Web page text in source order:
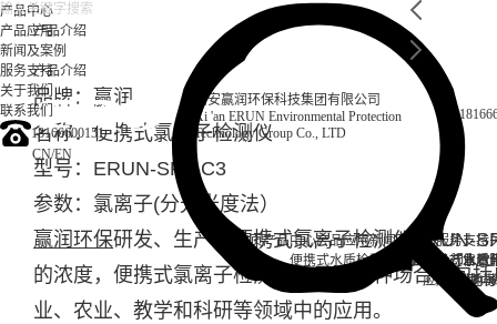
西安赢润环保科技集团有限公司
Xi 'an ERUN Environmental Protection
Technology Group Co., LTD
首页产品中心
便携式水质检测仪
实验室台式水质
试剂耗材
产品应用
循环冷却水饮
地
新闻及案例
企业资讯行业资
应用案例
服务支持
售后
产品中心
产品应用
新闻及案例
服务支持
关于我们
联系我们
18166600151
CN/EN
产品介绍
产品介绍
品牌：赢润
名称：便携式氯离子检测仪
型号：ERUN-SP5-C3
参数：氯离子(分光光度法）
赢润环保研发、生产的便携式氯离子检测仪ERUN-
的浓度，便携式氯离子检测仪适用于多种场合，包
业、农业、教学和科研等领域中的应用。